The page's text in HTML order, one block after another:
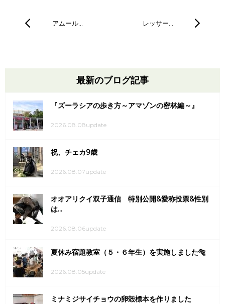
アムール… レッサー…
最新のブログ記事
『ズーラシアの歩き方～アマゾンの密林編～』
2026.08.08update
祝、チェカ9歳
2026.08.07update
オオアリクイ双子通信 特別公開&愛称投票&性別
は...
2026.08.06update
夏休み宿題教室（５・６年生）を実施しました🐅
2026.08.05update
ミナミジサイチョウの卵殻標本を作りました